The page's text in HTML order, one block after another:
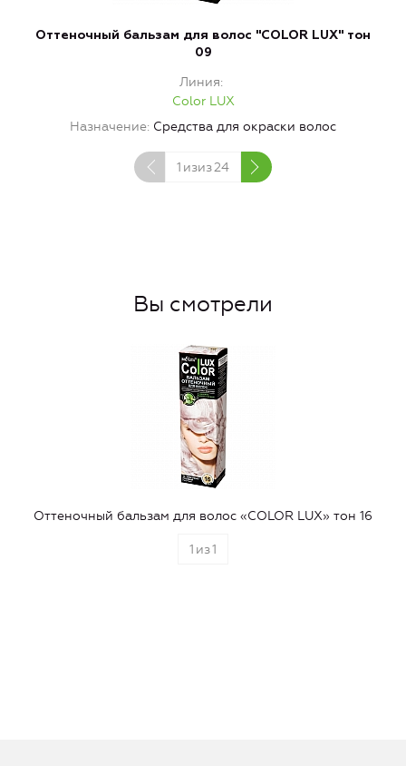
Оттеночный бальзам для волос "COLOR LUX" тон
09
Линия
Color LUX
Назначение Средства для окраски волос
1 изиз24
Вы смотрели
Оттеночный бальзам для волос «COLOR LUX» тон 16
1 из1